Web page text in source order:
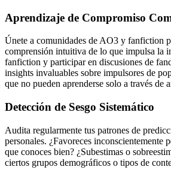
Aprendizaje de Compromiso
Únete a comunidades de AO3 y fanfiction
comprensión intuitiva de lo que impulsa la
fanfiction y participar en discusiones de
insights invaluables sobre impulsores de
que no pueden aprenderse solo a través de
Detección de Sesgo Sistemático
Audita regularmente tus patrones de
personales. ¿Favoreces inconscientemente
que conoces bien? ¿Subestimas o
ciertos grupos demográficos o tipos de